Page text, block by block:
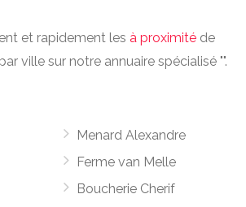
et rapidement les à proximité de
ville sur notre annuaire spécialisé "".
Menard Alexandre
Ferme van Melle
Boucherie Cherif